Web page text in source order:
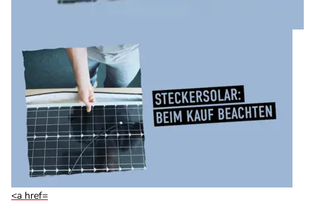
<a href=